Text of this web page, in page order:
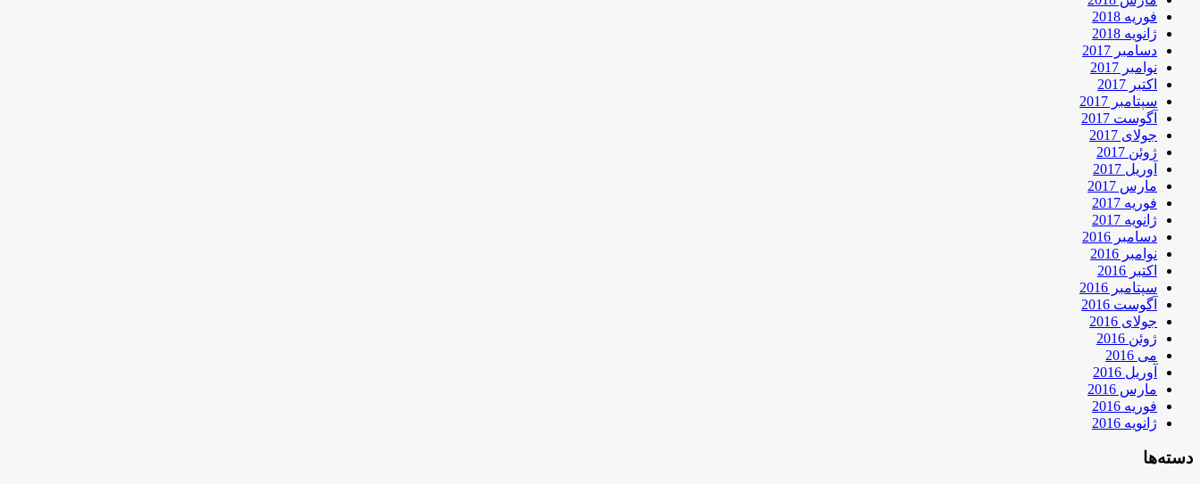
فوریه 2018
ژانویه 2018
دسامبر 2017
نوامبر 2017
اکتبر 2017
سپتامبر 2017
آگوست 2017
جولای 2017
ژوئن 2017
آوریل 2017
مارس 2017
فوریه 2017
ژانویه 2017
دسامبر 2016
نوامبر 2016
اکتبر 2016
سپتامبر 2016
آگوست 2016
جولای 2016
ژوئن 2016
می 2016
آوریل 2016
مارس 2016
فوریه 2016
ژانویه 2016
دسته‌ها